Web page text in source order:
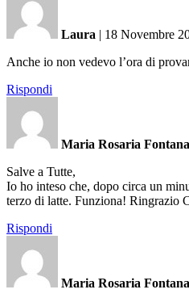
Laura | 18 Novembre
Anche io non vedevo l’ora di
Rispondi
Maria Rosaria Fontana
Salve a Tutte,
Io ho inteso che, dopo circa un
terzo di latte. Funziona! Ringrazio
Rispondi
Maria Rosaria Fontana